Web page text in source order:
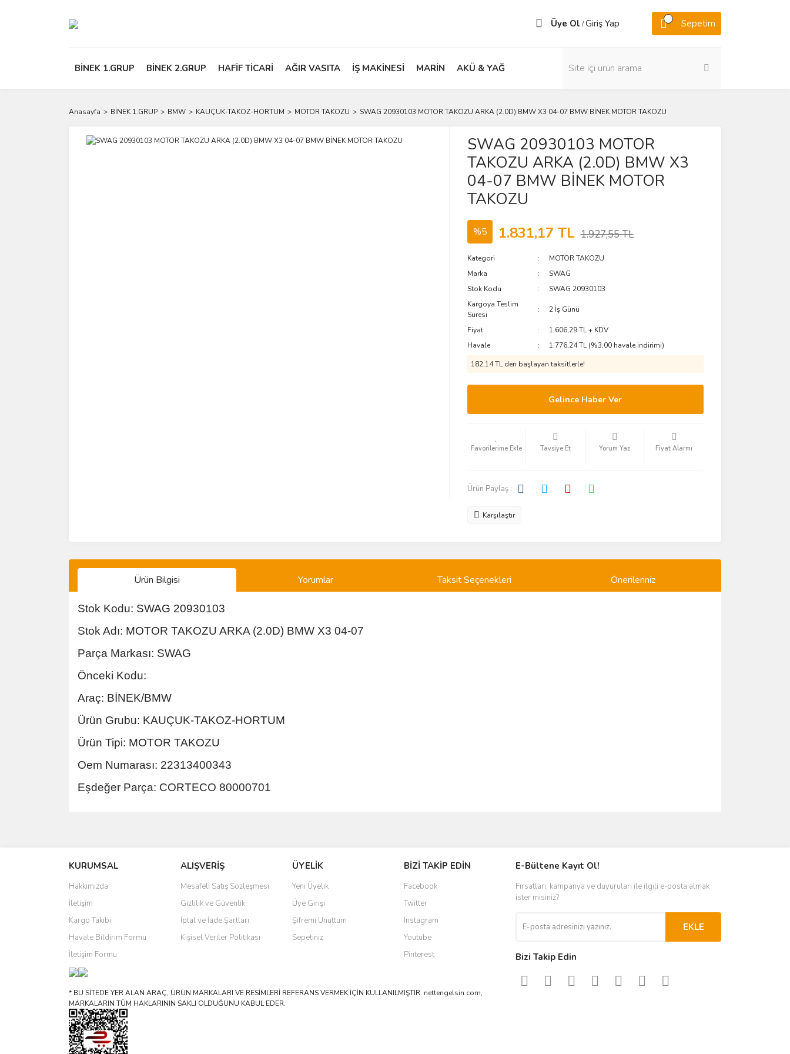
Üye Ol /Giriş Yap Sepetim
BİNEK 1.GRUP BİNEK 2.GRUP HAFİF TİCARİ AĞIR VASITA İŞ MAKİNESİ MARİN AKÜ & YAĞ
Anasayfa BİNEK 1.GRUP BMW KAUÇUK-TAKOZ-HORTUM MOTOR TAKOZU SWAG 20930103 MOTOR TAKOZU ARKA (2.0D) BMW X3 04-07 BMW BİNEK MOTOR TAKOZU
SWAG 20930103 MOTOR
TAKOZU ARKA (2.0D) BMW X3
04-07 BMW BİNEK MOTOR
TAKOZU
%5 1.831,17 TL 1.927,55 TL
Kategori
MOTOR TAKOZU
Marka
SWAG
Stok Kodu
SWAG 20930103
Kargoya Teslim
Süresi
2 İş Günü
Fiyat
1.606,29 TL + KDV
Havale
1.776,24 TL (%3,00 havale indirimi)
182,14 TL den başlayan taksitlerle!
Gelince Haber Ver
Tavsiye Et Yorum Yaz Fiyat Alarmı
Ürün Paylaş :
Karşılaştır
Ürün Bilgisi Yorumlar Taksit Seçenekleri Önerileriniz
Stok Kodu: SWAG 20930103
Stok Adı: MOTOR TAKOZU ARKA (2.0D) BMW X3 04-07
Parça Markası: SWAG
Önceki Kodu:
Araç: BİNEK/BMW
Ürün Grubu: KAUÇUK-TAKOZ-HORTUM
Ürün Tipi: MOTOR TAKOZU
Oem Numarası: 22313400343
Eşdeğer Parça: CORTECO 80000701
Ürün resmi kalitesiz, bozuk veya görüntülenemiyor.
Ürün açıklamasında eksik bilgiler bulunuyor.
Ürün bilgilerinde hatalar bulunuyor.
Ürün fiyatı diğer sitelerden daha pahalı.
Bu ürüne benzer farklı alternatifler olmalı.
KURUMSAL
Hakkımızda
İletişim
Kargo Takibi
Havale Bildirim Formu
İletişim Formu
ALIŞVERİŞ
Mesafeli Satış Sözleşmesi
Gizlilik ve Güvenlik
İptal ve İade Şartları
Kişisel Veriler Politikası
ÜYELİK
Yeni Üyelik
Üye Girişi
Şifremi Unuttum
Sepetiniz
BİZİ TAKİP EDİN
Facebook
Twitter
Instagram
Youtube
Pinterest
* BU SİTEDE YER ALAN ARAÇ, ÜRÜN MARKALARI VE RESİMLERİ REFERANS VERMEK İÇİN KULLANILMIŞTIR. nettengelsin.com,
MARKALARIN TÜM HAKLARININ SAKLI OLDUĞUNU KABUL EDER.
E-Bültene Kayıt Ol!
Fırsatları, kampanya ve duyuruları ile ilgili e-posta almak
ister misiniz?
EKLE
Bizi Takip Edin